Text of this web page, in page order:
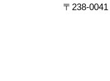
​〒238-0041